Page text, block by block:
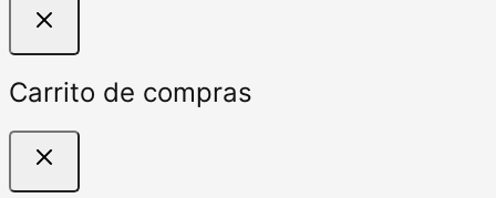
Carrito de compras